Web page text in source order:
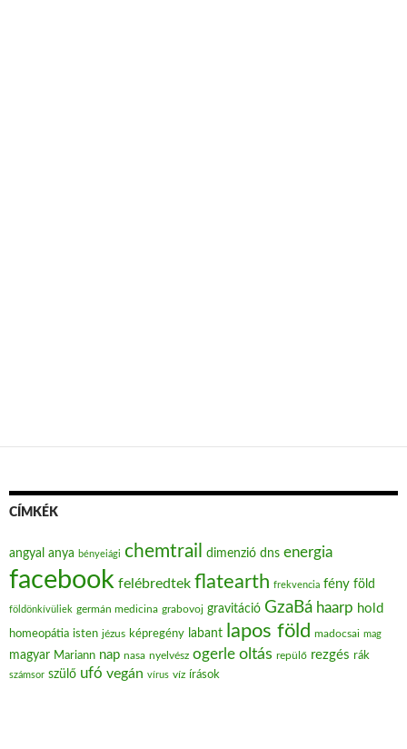
CÍMKÉK
angyal anya bényeiági chemtrail dimenzió dns energia
facebook felébredtek flatearth frekvencia fény föld
földönkívüliek germán medicina grabovoj gravitáció GzaBá haarp hold
homeopátia isten jézus képregény labant lapos föld madocsai mag
magyar Mariann nap nasa nyelvész ogerle oltás repülő rezgés rák
számsor szülő ufó vegán vírus víz írások